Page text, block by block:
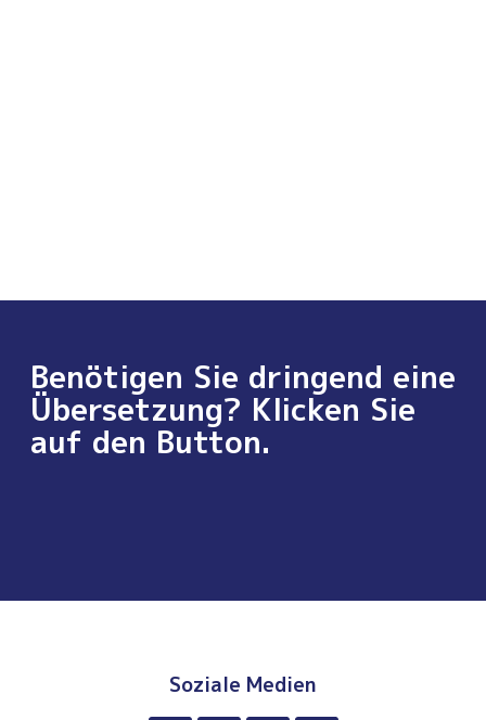
Benötigen Sie dringend eine
Übersetzung? Klicken Sie
auf den Button.
Soziale Medien